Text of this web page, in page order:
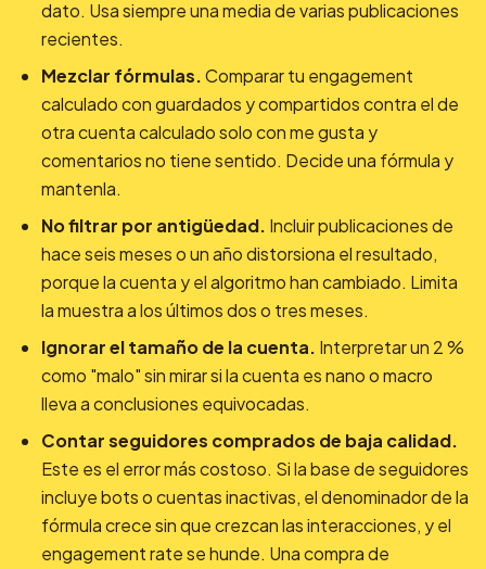
dato. Usa siempre una media de varias publicaciones
recientes.
Mezclar fórmulas.Comparar tu engagement
calculado con guardados y compartidos contra el de
otra cuenta calculado solo con me gusta y
comentarios no tiene sentido. Decide una fórmula y
mantenla.
No filtrar por antigüedad. Incluir publicaciones de
hace seis meses o un año distorsiona el resultado,
porque la cuenta y el algoritmo han cambiado. Limita
la muestra a los últimos dos o tres meses.
Ignorar el tamaño de la cuenta. Interpretar un 2 %
como "malo" sin mirar si la cuenta es nano o macro
lleva a conclusiones equivocadas.
Contar seguidores comprados de baja calidad.
Este es el error más costoso. Si la base de seguidores
incluye bots o cuentas inactivas, el denominador de la
fórmula crece sin que crezcan las interacciones, y el
engagement rate se hunde. Una compra de